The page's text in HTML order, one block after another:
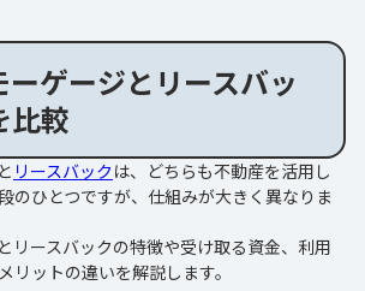
ーゲージとリースバッ
比較
リースバック は、どちらも不動産を活用し
のひとつですが、仕組みが大きく異なりま
リースバックの特徴や受け取る資金、利用
リットの違いを解説します。